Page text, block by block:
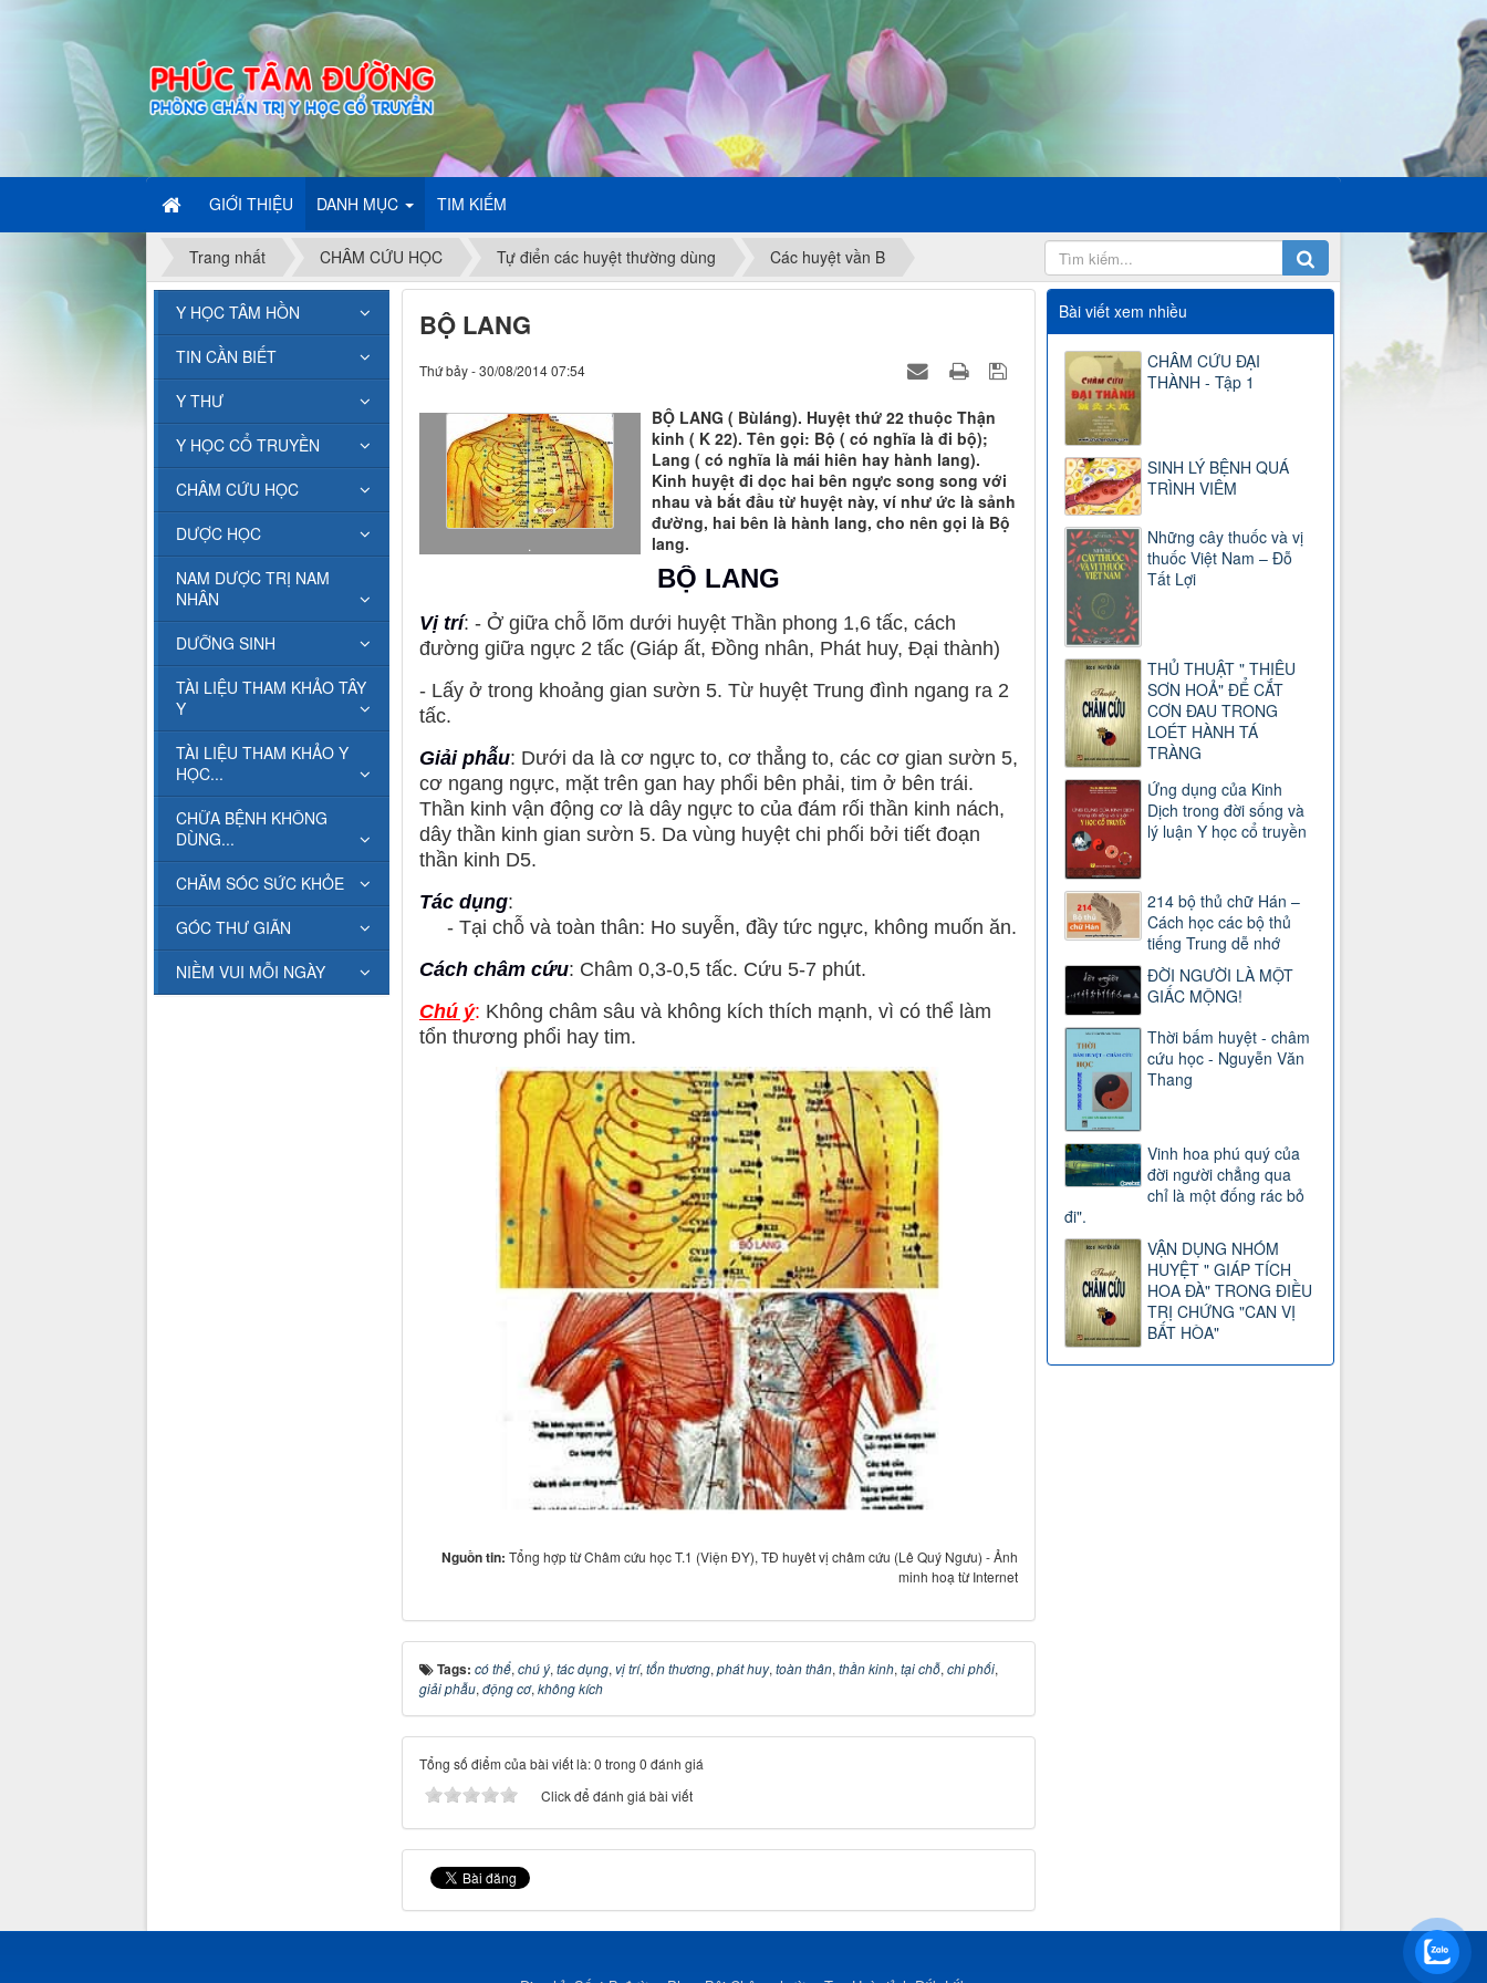
GIỚI THIỆU DANH MỤC TIM KIẾM
Trang nhất CHÂM CỨU HỌC Tự điển các huyệt thường dùng Các huyệt vần B
BỘ LANG
Thứ bảy - 30/08/2014 07:54
.
BỘ LANG ( Bùláng). Huyệt thứ 22 thuộc Thận
kinh ( K 22). Tên gọi: Bộ ( có nghĩa là đi bộ);
Lang ( có nghĩa là mái hiên hay hành lang).
Kinh huyệt đi dọc hai bên ngực song song với
nhau và bắt đầu từ huyệt này, ví như ức là sảnh
đường, hai bên là hành lang, cho nên gọi là Bộ
lang.
BỘ LANG
Vị trí: - Ở giữa chỗ lõm dưới huyệt Thần phong 1,6 tấc, cách
đường giữa ngực 2 tấc (Giáp ất, Đồng nhân, Phát huy, Đại thành)
- Lấy ở trong khoảng gian sườn 5. Từ huyệt Trung đình ngang ra 2
tấc.
Giải phẫu: Dưới da là cơ ngực to, cơ thẳng to, các cơ gian sườn 5,
cơ ngang ngực, mặt trên gan hay phổi bên phải, tim ở bên trái.
Thần kinh vận động cơ là dây ngực to của đám rối thần kinh nách,
dây thần kinh gian sườn 5. Da vùng huyệt chi phối bởi tiết đoạn
thần kinh D5.
Tác dụng:
- Tại chỗ và toàn thân: Ho suyễn, đầy tức ngực, không muốn ăn.
Cách châm cứu: Châm 0,3-0,5 tấc. Cứu 5-7 phút.
Chú ý: Không châm sâu và không kích thích mạnh, vì có thể làm
tổn thương phổi hay tim.
Nguồn tin:Tổng hợp từ Châm cứu học T.1 (Viện ĐY), TĐ huyêt vị châm cứu (Lê Quý Ngưu) - Ảnh
minh hoạ từ Internet
Tags: có thể, chú ý, tác dụng, vị trí, tổn thương, phát huy, toàn thân, thần kinh, tại chỗ, chi phối,
giải phẫu, động cơ, không kích
Tổng số điểm của bài viết là: 0 trong 0 đánh giá
Click để đánh giá bài viết
Bài viết xem nhiều
CHÂM CỨU ĐẠI
THÀNH - Tập 1
SINH LÝ BỆNH QUÁ
TRÌNH VIÊM
Những cây thuốc và vị
thuốc Việt Nam – Đỗ
Tất Lợi
THỦ THUẬT " THIÊU
SƠN HOẢ" ĐỂ CẮT
CƠN ĐAU TRONG
LOÉT HÀNH TÁ
TRÀNG
Ứng dụng của Kinh
Dịch trong đời sống và
lý luận Y học cổ truyền
214 bộ thủ chữ Hán –
Cách học các bộ thủ
tiếng Trung dễ nhớ
ĐỜI NGƯỜI LÀ MỘT
GIẤC MỘNG!
Thời bấm huyệt - châm
cứu học - Nguyễn Văn
Thang
Vinh hoa phú quý của
đời người chẳng qua
chỉ là một đống rác bỏ
đi".
VẬN DỤNG NHÓM
HUYỆT " GIÁP TÍCH
HOA ĐÀ" TRONG ĐIỀU
TRỊ CHỨNG "CAN VỊ
BẤT HÒA"
Y HỌC TÂM HỒN
TIN CẦN BIẾT
Y THƯ
Y HỌC CỔ TRUYỀN
CHÂM CỨU HỌC
DƯỢC HỌC
NAM DƯỢC TRỊ NAM
NHÂN
DƯỠNG SINH
TÀI LIỆU THAM KHẢO TÂY
Y
TÀI LIỆU THAM KHẢO Y
HỌC...
CHỮA BỆNH KHÔNG
DÙNG...
CHĂM SÓC SỨC KHỎE
GÓC THƯ GIÃN
NIỀM VUI MỖI NGÀY